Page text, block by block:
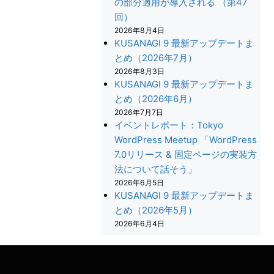
回）
2026年8月4日
KUSANAGI 9 最新アップデートま
とめ（2026年7月）
2026年8月3日
KUSANAGI 9 最新アップデートま
とめ（2026年6月）
2026年7月7日
イベントレポート：Tokyo
WordPress Meetup 「WordPress
7.0リリース & 固定ページの実装方
法について話そう」
2026年6月5日
KUSANAGI 9 最新アップデートま
とめ（2026年5月）
2026年6月4日